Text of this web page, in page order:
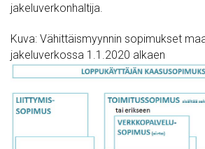
jakeluverkonhaltija.
Kuva: Vähittäismyynnin sopimukset
jakeluverkossa 1.1.2020 alkaen